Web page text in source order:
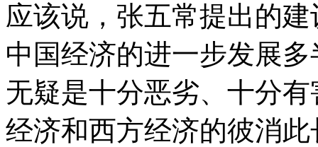
应该说，张五常提出的
中国经济的进一步发展
无疑是十分恶劣、十分
经济和西方经济的彼消